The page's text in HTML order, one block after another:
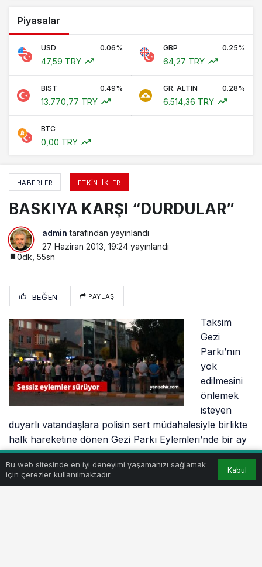
Piyasalar
USD 0.06%
47,59 TRY
GBP 0.25%
64,27 TRY
BIST 0.49%
13.770,77 TRY
GR. ALTIN 0.28%
6.514,36 TRY
BTC
0,00 TRY
HABERLER ETKINLIKLER
BASKIYA KARŞI “DURDULAR”
admin tarafından yayınlandı
27 Haziran 2013, 19:24 yayınlandı
0dk, 55sn
BEĞEN PAYLAŞ
Taksim
Gezi
Parkı’nın
yok
edilmesini
önlemek
isteyen
duyarlı vatandaşlara polisin sert müdahalesiyle birlikte
halk hareketine dönen Gezi Parkı Eylemleri’nde bir ay
geride bırakıldı.
Hükümetin yıllardır yurttaşlar üzerinde uyguladığı
Bu web sitesinde en iyi deneyimi yaşamanızı sağlamak
için çerezler kullanılmaktadır.
Kabul